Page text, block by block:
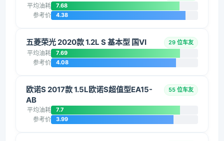
平均油耗 7.68
参考价 4.38
五菱荣光 2020款 1.2L S 基本型 国VI 29 位车友
平均油耗 7.69
参考价 4.08
欧诺S 2017款 1.5L欧诺S超值型EA15-
AB
55 位车友
平均油耗 7.7
参考价 3.99